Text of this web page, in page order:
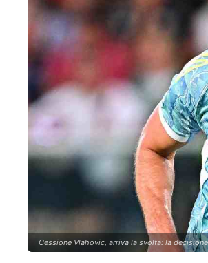
Cessione Vlahovic, arriva la svolta: la